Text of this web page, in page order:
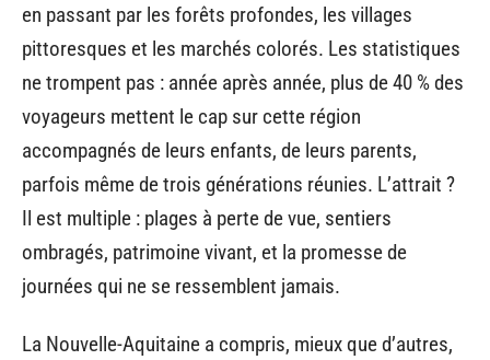
en passant par les forêts profondes, les villages
pittoresques et les marchés colorés. Les statistiques
ne trompent pas : année après année, plus de 40 % des
voyageurs mettent le cap sur cette région
accompagnés de leurs enfants, de leurs parents,
parfois même de trois générations réunies. L’attrait ?
Il est multiple : plages à perte de vue, sentiers
ombragés, patrimoine vivant, et la promesse de
journées qui ne se ressemblent jamais.
La Nouvelle-Aquitaine a compris, mieux que d’autres,